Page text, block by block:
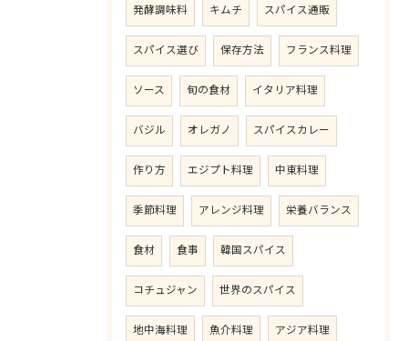
発酵調味料 キムチ スパイス通販
スパイス選び 保存方法 フランス料理
ソース 旬の食材 イタリア料理
バジル オレガノ スパイスカレー
作り方 エジプト料理 中東料理
季節料理 アレンジ料理 栄養バランス
食材 食事 韓国スパイス
コチュジャン 世界のスパイス
地中海料理 魚介料理 アジア料理